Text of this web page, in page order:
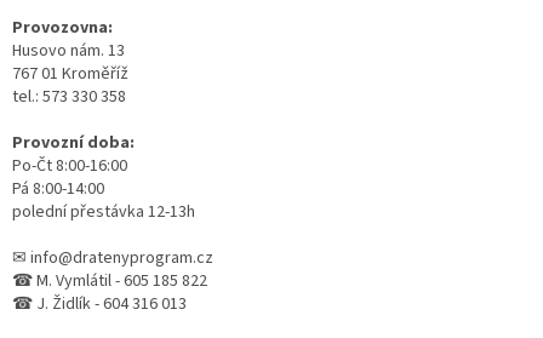
Provozovna:
Husovo nám. 13
767 01 Kroměříž
tel.: 573 330 358
Provozní doba:
Po-Čt 8:00-16:00
Pá 8:00-14:00
polední přestávka 12-13h
✉ info@dratenyprogram.cz
☎ M. Vymlátil - 605 185 822
☎ J. Židlík - 604 316 013